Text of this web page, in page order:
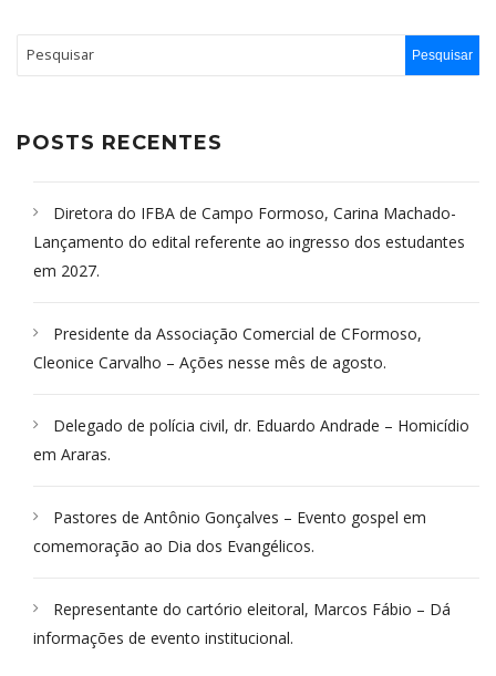
POSTS RECENTES
Diretora do IFBA de Campo Formoso, Carina Machado-
Lançamento do edital referente ao ingresso dos estudantes
em 2027.
Presidente da Associação Comercial de CFormoso,
Cleonice Carvalho – Ações nesse mês de agosto.
Delegado de polícia civil, dr. Eduardo Andrade – Homicídio
em Araras.
Pastores de Antônio Gonçalves – Evento gospel em
comemoração ao Dia dos Evangélicos.
Representante do cartório eleitoral, Marcos Fábio – Dá
informações de evento institucional.